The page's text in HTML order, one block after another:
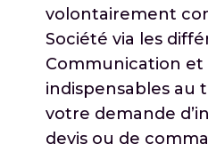
volontairement
Société via les
Communication et
indispensables au
votre demande
devis ou de